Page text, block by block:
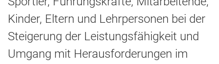
Kinder, Eltern und Lehrpersonen bei der
Steigerung der Leistungsfähigkeit und
Umgang mit Herausforderungen im